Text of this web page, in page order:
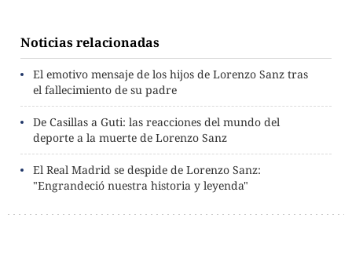
Noticias relacionadas
El emotivo mensaje de los hijos de Lorenzo Sanz tras
el fallecimiento de su padre
De Casillas a Guti: las reacciones del mundo del
deporte a la muerte de Lorenzo Sanz
El Real Madrid se despide de Lorenzo Sanz:
"Engrandeció nuestra historia y leyenda"